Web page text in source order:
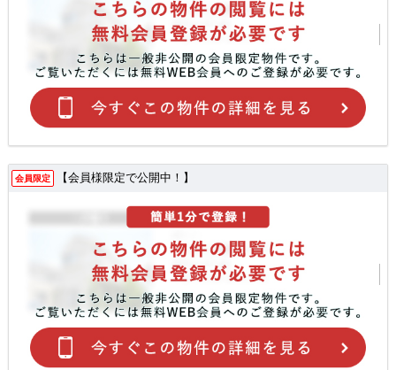
会員限定 【会員様限定で公開中！】